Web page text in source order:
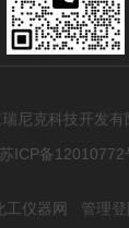
尼克科技开发
苏ICP备12010772
工仪器网 管理